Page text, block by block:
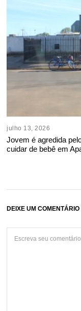
julho 13, 2026
Jovem é agredida
cuidar de bebê em
DEIXE UM COMENTÁRIO